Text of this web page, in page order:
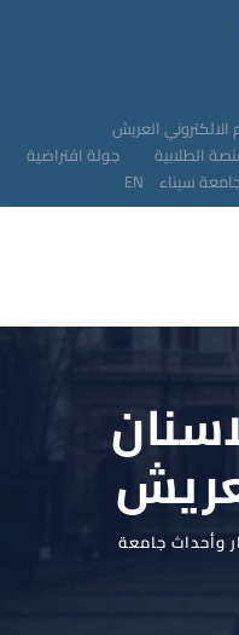
الالكتروني العريش
الطلابية
جولة افتراضية
سيناء EN
وأحداث جامعة